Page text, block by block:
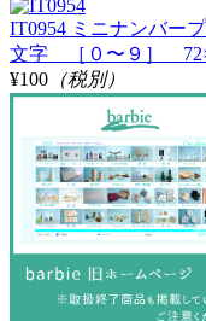
IT0954 ミニナンバー
文字 ［０〜９］
¥100 （税別）